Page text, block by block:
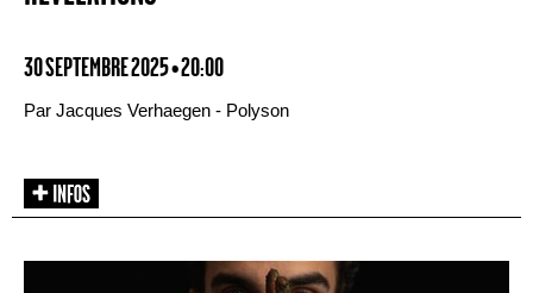
30 SEPTEMBRE 2025 • 20:00
Par Jacques Verhaegen - Polyson